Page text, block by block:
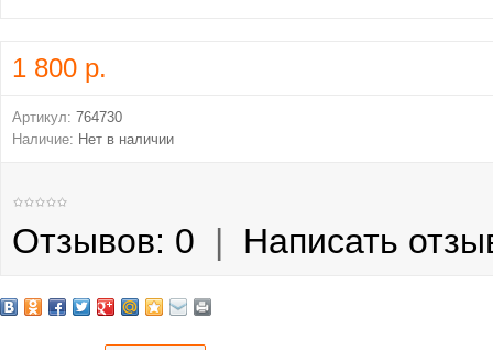
1 800 р.
Артикул: 764730
Наличие: Нет в наличии
Отзывов: 0 | Написать